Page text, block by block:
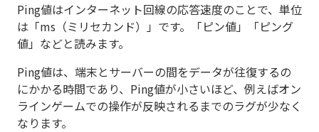
Ping値はインターネット回線の応答速度のことで、単位
は「ms（ミリセカンド）」です。「ピン値」「ピング
値」などと読みます。
Ping値は、端末とサーバーの間をデータが往復するの
にかかる時間であり、Ping値が小さいほど、例えばオン
ラインゲームでの操作が反映されるまでのラグが少なく
なります。